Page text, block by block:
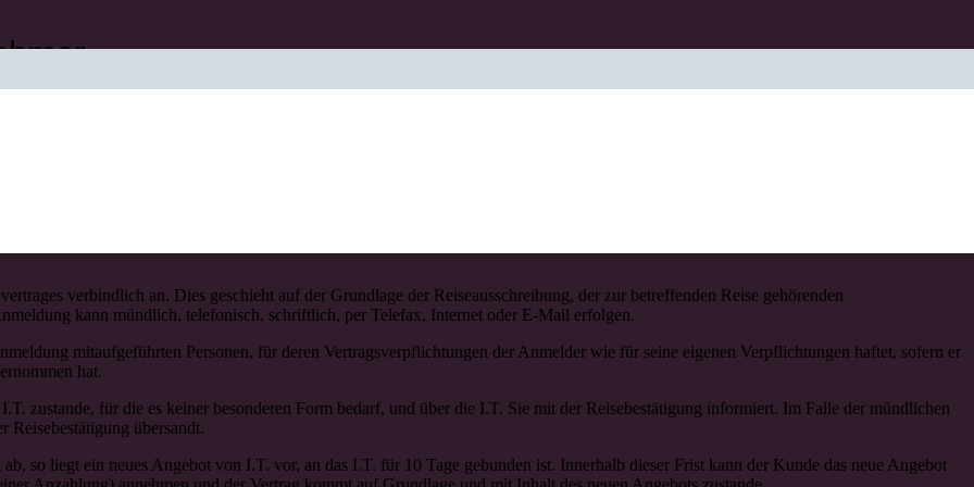
verbindlich an. Dies geschieht auf der Grundlage der Reiseausschreibung, der zur betreffenden Reise gehörenden
kann mündlich, telefonisch, schriftlich, per Telefax, Internet oder E-Mail erfolgen.
mitaufgeführten Personen, für deren Vertragsverpflichtungen der Anmelder wie für seine eigenen Verpflichtungen haftet, sofern er
hat.
zustande, für die es keiner besonderen Form bedarf, und über die I.T. Sie mit der Reisebestätigung informiert. Im Falle der mündlichen
Reisebestätigung übersandt.
so liegt ein neues Angebot von I.T. vor, an das I.T. für 10 Tage gebunden ist. Innerhalb dieser Frist kann der Kunde das neue Angebot